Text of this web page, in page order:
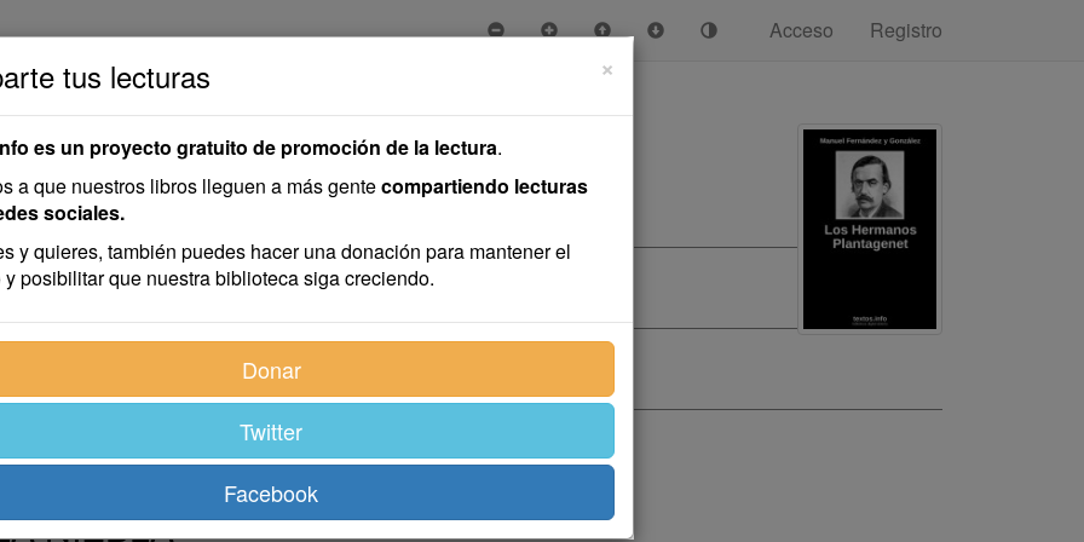
Acceso
Registro
Plantagenet
NIEBLA
×
tus lecturas
es un proyecto gratuito de promoción de la lectura.
a que nuestros libros lleguen a más gentecompartiendo lecturas
sociales.
y quieres, también puedes hacer una donación para mantener el
y posibilitar que nuestra biblioteca siga creciendo.
Donar
Twitter
Facebook